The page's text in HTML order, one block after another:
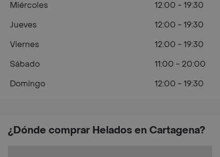
¿Dónde comprar Helados en Cartagena?
Miércoles
12:00 - 19:30
Jueves
12:00 - 19:30
Viernes
12:00 - 19:30
Sábado
11:00 - 20:00
Domingo
12:00 - 19:30